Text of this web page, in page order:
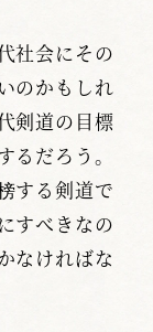
社会にその
のかもしれ
剣道の目標
だろう。
する剣道で
すべきなの
なければな